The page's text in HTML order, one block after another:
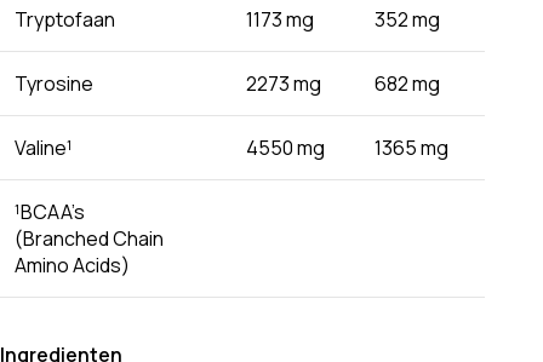
Tryptofaan 1173 mg 352 mg
Tyrosine 2273 mg 682 mg
Valine¹ 4550 mg 1365 mg
¹BCAA’s
(Branched Chain
Amino Acids)
Ingredienten